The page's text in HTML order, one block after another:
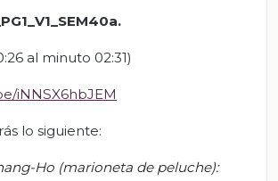
40a.
al minuto 02:31)
iNNSX6hbJEM
lo siguiente:
Ho (marioneta de peluche):